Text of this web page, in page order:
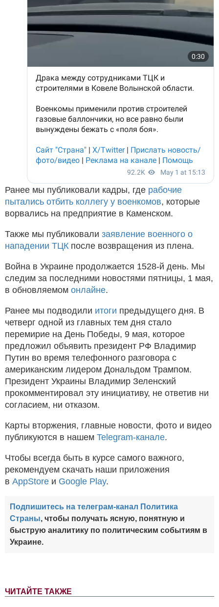
ЧИТАЙТЕ ТАКЖЕ
Ранее мы публиковали кадры, где рабочие
пытались отбить коллегу у военкомов, которые
ворвались на предприятие в Каменском.
Также мы публиковали заявление военного о
нападении ТЦК после возвращения из плена.
Война в Украине продолжается 1528-й день. Мы
следим за последними новостями пятницы, 1 мая,
в обновляемом онлайне.
Ранее мы подводили итоги предыдущего дня. В
четверг одной из главных тем дня стало
перемирие на День Победы, 9 мая, которое
предложил объявить президент РФ Владимир
Путин во время телефонного разговора с
американским лидером Дональдом Трампом.
Президент Украины Владимир Зеленский
прокомментировал эту инициативу, не ответив ни
согласием, ни отказом.
Карты вторжения, главные новости, фото и видео
публикуются в нашем Telegram-канале.
Чтобы всегда быть в курсе самого важного,
рекомендуем скачать наши приложения
в AppStore и Google Play.
Подпишитесь на телеграм-канал Политика
Страны, чтобы получать ясную, понятную и
быструю аналитику по политическим событиям в
Украине.